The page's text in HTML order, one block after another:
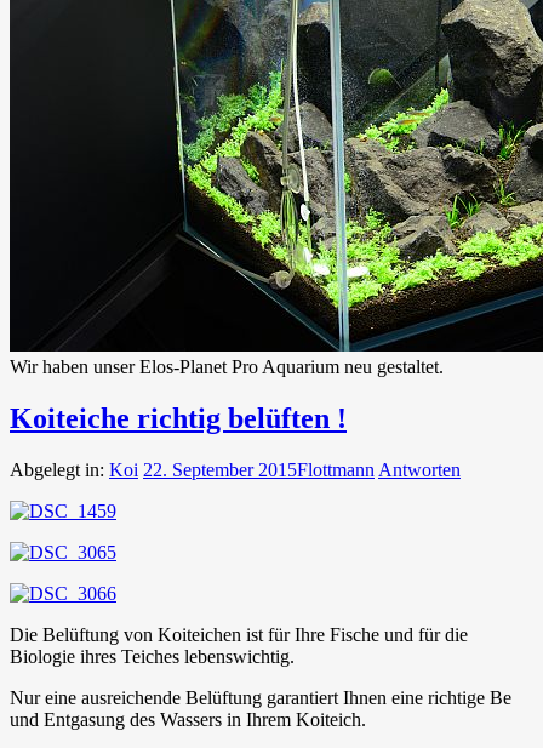
Wir haben unser Elos-Planet Pro Aquarium neu gestaltet.
Koiteiche richtig belüften !
Abgelegt in: Koi 22. September 2015Flottmann Antworten
Die Belüftung von Koiteichen ist für Ihre Fische und für die
Biologie ihres Teiches lebenswichtig.
Nur eine ausreichende Belüftung garantiert Ihnen eine richtige Be
und Entgasung des Wassers in Ihrem Koiteich.